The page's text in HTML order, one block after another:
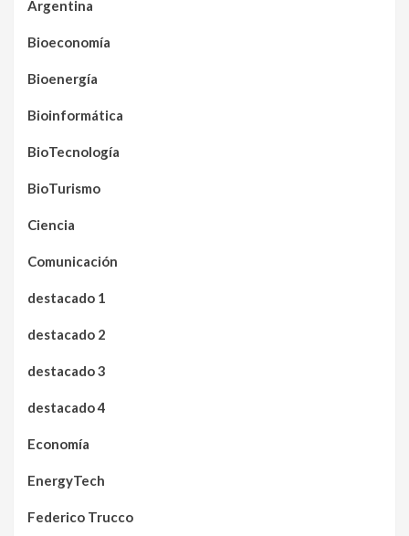
Argentina
Bioeconomía
Bioenergía
Bioinformática
BioTecnología
BioTurismo
Ciencia
Comunicación
destacado 1
destacado 2
destacado 3
destacado 4
Economía
EnergyTech
Federico Trucco